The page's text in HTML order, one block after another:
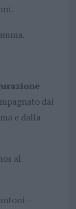
dai
e dalla
al
–